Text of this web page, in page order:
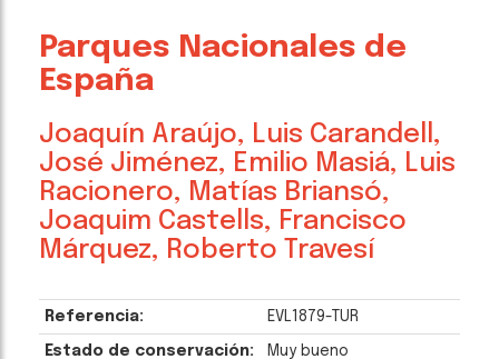
Parques Nacionales de
España
Joaquín Araújo, Luis Carandell,
José Jiménez, Emilio Masiá, Luis
Racionero, Matías Briansó,
Joaquim Castells, Francisco
Márquez, Roberto Travesí
Referencia: EVL1879-TUR
Estado de conservación: Muy bueno